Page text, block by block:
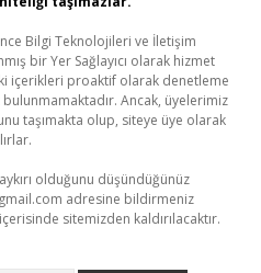
Bilgi Teknolojileri ve İletişim
bir Yer Sağlayıcı olarak hizmet
içerikleri proaktif olarak denetleme
Ancak, üyelerimiz
taşımakta olup, siteye üye olarak
olduğunu düşündüğünüz
adresine bildirmeniz
sitemizden kaldırılacaktır.